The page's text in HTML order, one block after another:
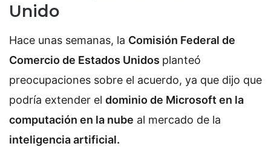
Unido
Hace unas semanas, la Comisión Federal de
Comercio de Estados Unidos planteó
preocupaciones sobre el acuerdo, ya que dijo que
podría extender el dominio de Microsoft en la
computación en la nube al mercado de la
inteligencia artificial.